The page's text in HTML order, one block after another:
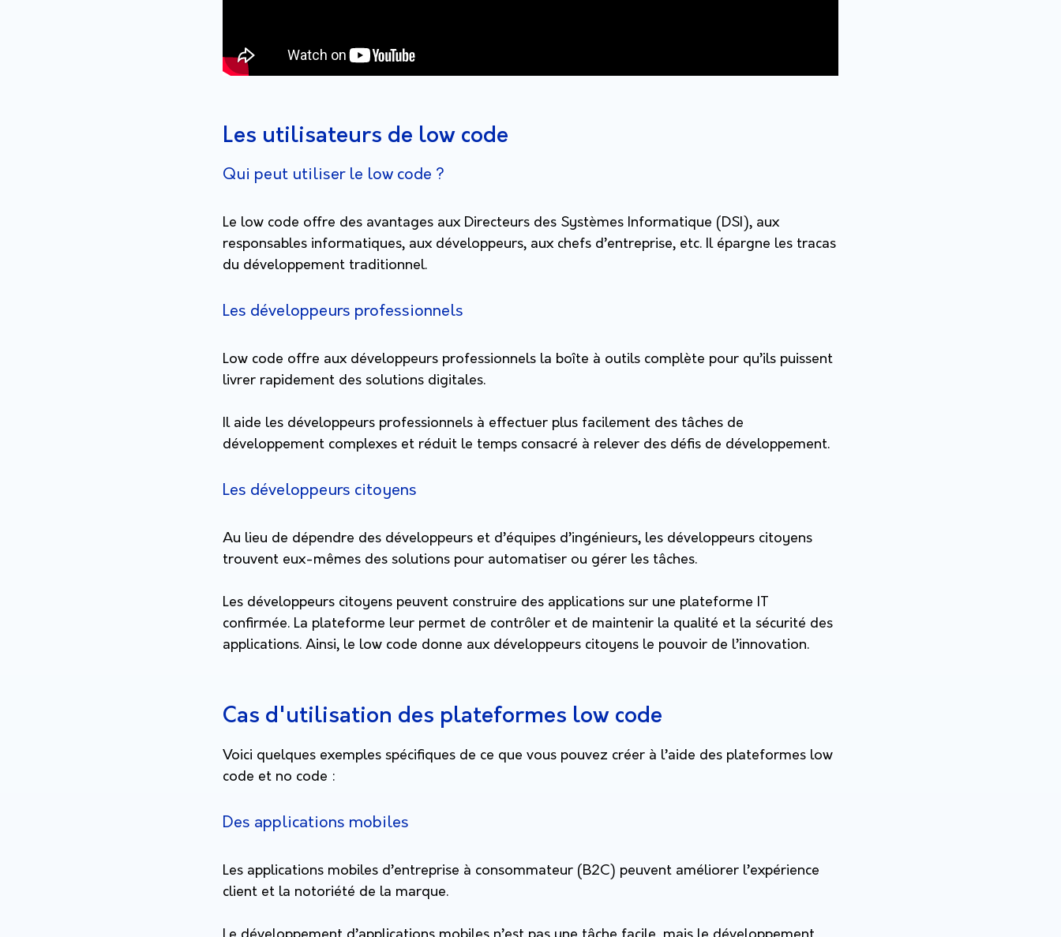
Les utilisateurs de low code
Qui peut utiliser le low code ?
Le low code offre des avantages aux Directeurs des Systèmes Informatique (DSI), aux
responsables informatiques, aux développeurs, aux chefs d’entreprise, etc. Il épargne les tracas
du développement traditionnel.
Les développeurs professionnels
Low code offre aux développeurs professionnels la boîte à outils complète pour qu’ils puissent
livrer rapidement des solutions digitales.
Il aide les développeurs professionnels à effectuer plus facilement des tâches de
développement complexes et réduit le temps consacré à relever des défis de développement.
Les développeurs citoyens
Au lieu de dépendre des développeurs et d’équipes d’ingénieurs, les développeurs citoyens
trouvent eux-mêmes des solutions pour automatiser ou gérer les tâches.
Les développeurs citoyens peuvent construire des applications sur une plateforme IT
confirmée. La plateforme leur permet de contrôler et de maintenir la qualité et la sécurité des
applications. Ainsi, le low code donne aux développeurs citoyens le pouvoir de l’innovation.
Cas d'utilisation des plateformes low code
Voici quelques exemples spécifiques de ce que vous pouvez créer à l’aide des plateformes low
code et no code :
Des applications mobiles
Les applications mobiles d’entreprise à consommateur (B2C) peuvent améliorer l’expérience
client et la notoriété de la marque.